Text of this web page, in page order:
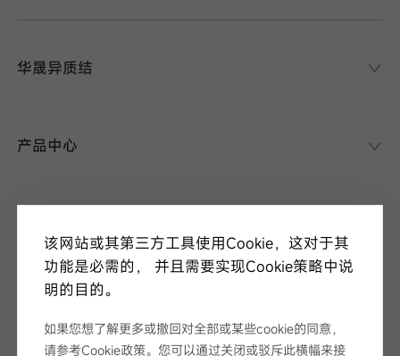
华晟异质结
产品中心
异质结组件
项目案例
走进华晟
研发实力
华晟荣誉
新闻中心
新闻资讯
该网站或其第三方工具使用Cookie，这对于其
功能是必需的， 并且需要实现Cookie策略中说
明的目的。
如果您想了解更多或撤回对全部或某些cookie的同意，
请参考Cookie政策。您可以通过关闭或驳斥此横幅来接